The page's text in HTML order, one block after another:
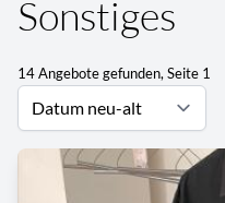
Sonstiges
14 Angebote gefunden, Seite 1